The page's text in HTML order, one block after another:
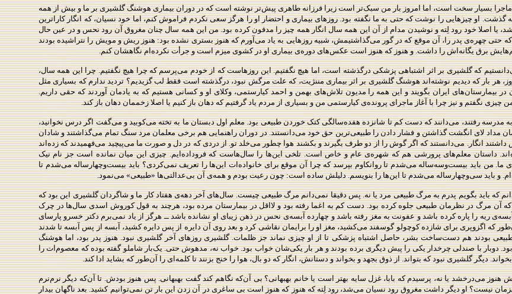
بسیار سخت است، اما امروز بار من سبک‌تر است زیرا فرزانه طاهری پیش‌تر نوشته است که در دوران بیماری هوشنگ گلشیری بر ما و بیش از همه
گذشت. او چیزهایی را نوشت که حتی به ما نگفته بود. روزهای بیماری و احتضار او را هرگز سعی نکردم فراموش کنم، اما خود نسیان، که انگار کاراترین
یا اصلا خود رود لِته و نوشیدن مدام از آن این همه سال انگار همه چیز را مدفون کرده بود. من این همه سال چنان مغروق آن رود نحس و در عین حال
که حتی چهره‌ی پدر را، آن موقع که در گور می‌گذاشتیمش، شبیه روزهایی به یاد می‌آورم که هنوز بستری نشده بود: هنوز ریش و مویش را نتراشیده بودند
برق یگانه‌اش را داشت. و هنوز که هنوز است عکس‌های دوره‌ی بیماری او در کشوی میزم است و جرأت نکرده‌ام نگاهشان کنم.
که گلشیری بر اثر اشتباهی پزشکی درگذشته است، اما هیچ نگفتیم. این روزهاست که از خودم می‌پرسم که چرا هیچ نگفتیم. چرا این همه سال،
امروز، هر بار که دیدیم نوشته‌اند هوشنگ گلشیری بر اثر بیماری مننژیت، که علت مرگش نبود، درگذشته است فقط لب گزیدیم؟ تردید ندارم که بسیاری مثل
در بیمارستان‌های ایران بگویند و این همه را مدیون تلاش‌های بهمن و احمد کیارستمی، وکلای او و کسانی هستیم که به یادمان آوردند که حقی داریم.
نگفتم و نیز چرا با آغاز ماجرای پرونده‌ی کیارستمی من و بسیاری از مردم یاد گرفتیم که دهان باز کنیم یا اصلا زخممان دهان باز کند.
مدرسه رفتند، می‌دانند که دست کم تا شانزده هفده‌سالگی کتک خوردن طبیعی بود. معلم‌ اول دبستان ما به تخته می‌کوبید و می‌گفت اگر درس نخوانید،
مداد لای انگشت گذاشتن و فشار دادن را طبیعی‌ترین حق خود می‌دانستند. در دوران راهنمایی هم برخی معلمان مرد سنگ تمام می‌گذاشتند و شادان
انگار. می‌دانستند که اگر گوش را از دو طرف بگیرند و بکشند هوا چطور می‌خلد تو. از دردی که در دل و صورت ما می‌پیچید می‌فهمیدند که زده‌اند
داستان معلم‌های پرورشی هم که شهره‌ی عام و خاص است. تلخی این‌ها را سال‌هاست که فروداده‌ایم. چیزی این میان نمانده است جز نام نیک
ما. من باید بیست‌و‌سه‌ساله می‌شدم تا روانکاوم بپرسد که چرا آن موقع برای خانواده‌ات این‌ها را تعریف نمی‌کردی؟ باید بیست‌وچهارساله می‌شدم تا
و باید سی‌وچهارساله می‌شدم تا این‌ها را بنویسم. دلیلش ساده است: چون رعیت بودم و همه‌ی آن بی‌عدالتی‌ها «طبیعی» می‌نمود.
که باید بگویم پدرم به مرگ طبیعی مرد یا نه. پس دقیقا نمی‌دانم مرگ طبیعی چیست. سال‌های آخر دهه‌ی هفتاد کار ما و شاگردان گلشیری این بود که
آن مرگ در نظرمان طبیعی جلوه کرده بود. دست کم به اغما رفته بود و لااقل در بیمارستان مرده بود، هرچند به قول کوروش اسدی سال‌ها در چرک
ریه را پاره کرده باشد و عفونت به مغز رفته باشد و چهارده آبسه‌ی نحس در ذهن زیبای او نشانده باشد ــ هرگز از یاد نمی‌برم دکتر خسرو پارسای
که اگزوپری برای شازده کوچولو گوسفند می‌کشید، مغز او را برایمان نقاشی کرد و بعد روی آن دایره از پس دایره کشید، آبسه از پس آبسه تا شدند
بودند هم دست‌ساخت بشر، حاصل اشتباه پزشکی تا از او چیزی نماند جز ظلمات. گلشیری روزهای آخر گلشیری نبود. هنوز پدر بود، اما هوشنگ
دوبار با صندلی چرخدار یکی را پیش دیگری برده بودند و هر بار یکی‌شان خواب بود. خواب نه، مدهوش حتی. یک‌بار شاملو گفته بوده کهمعصوم‌ات را
دیگر گلشیری نبود که بتواند. از ذوق بجهد و بخواند و دستانش، انگار که دو بال، هوا را خنج بزنند تا کلمه‌ای را آن‌طور که بشاید ادا کند.
می‌درخشد یا نه،‌ پرسیدم که بابا، غزل سایه بهتر است یا خانم بهبهانی؟ بی‌ آن‌که نگاهم کند گفت بهبهانی. پس هنوز بودش. تا آن‌که دیگر نرم‌نرم
نیست؟ او دیگر داشت مغروق رود نسیان می‌شد، رود لِته که هنوز که هنوز است بی ساغری در آن زدن این بار تن نمی‌توانیم کشید. بعد ناگهان بیدار